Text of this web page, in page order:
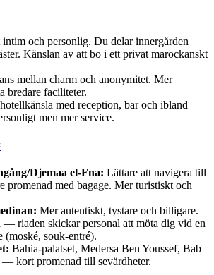
intim och personlig. Du delar innergården
Känslan av att bo i ett privat marockanskt
mellan charm och anonymitet. Mer
bredare faciliteter.
med reception, bar och ibland
men mer service.
Djemaa el-Fna: Lättare att navigera till
promenad med bagage. Mer turistiskt och
Mer autentiskt, tystare och billigare.
— riaden skickar personal att möta dig vid en
(moské, souk-entré).
Bahia-palatset, Medersa Ben Youssef, Bab
kort promenad till sevärdheter.